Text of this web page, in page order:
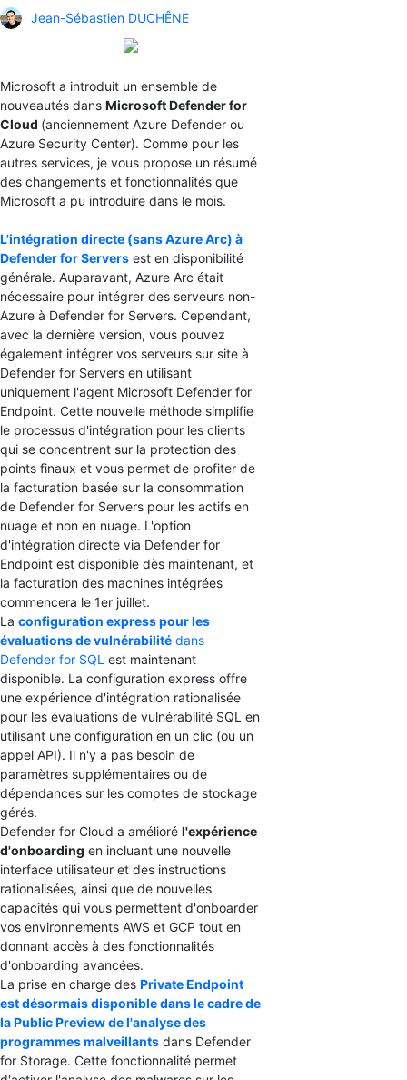
Jean-Sébastien DUCHÊNE
Microsoft a introduit un ensemble de
nouveautés dans Microsoft Defender for
Cloud (anciennement Azure Defender ou
Azure Security Center). Comme pour les
autres services, je vous propose un résumé
des changements et fonctionnalités que
Microsoft a pu introduire dans le mois.
L'intégration directe (sans Azure Arc) à
Defender for Servers est en disponibilité
générale. Auparavant, Azure Arc était
nécessaire pour intégrer des serveurs non-
Azure à Defender for Servers. Cependant,
avec la dernière version, vous pouvez
également intégrer vos serveurs sur site à
Defender for Servers en utilisant
uniquement l'agent Microsoft Defender for
Endpoint. Cette nouvelle méthode simplifie
le processus d'intégration pour les clients
qui se concentrent sur la protection des
points finaux et vous permet de profiter de
la facturation basée sur la consommation
de Defender for Servers pour les actifs en
nuage et non en nuage. L'option
d'intégration directe via Defender for
Endpoint est disponible dès maintenant, et
la facturation des machines intégrées
commencera le 1er juillet.
La configuration express pour les
évaluations de vulnérabilité dans
Defender for SQL est maintenant
disponible. La configuration express offre
une expérience d'intégration rationalisée
pour les évaluations de vulnérabilité SQL en
utilisant une configuration en un clic (ou un
appel API). Il n'y a pas besoin de
paramètres supplémentaires ou de
dépendances sur les comptes de stockage
gérés.
Defender for Cloud a amélioré l'expérience
d'onboarding en incluant une nouvelle
interface utilisateur et des instructions
rationalisées, ainsi que de nouvelles
capacités qui vous permettent d'onboarder
vos environnements AWS et GCP tout en
donnant accès à des fonctionnalités
d'onboarding avancées.
La prise en charge des Private Endpoint
est désormais disponible dans le cadre de
la Public Preview de l'analyse des
programmes malveillants dans Defender
for Storage. Cette fonctionnalité permet